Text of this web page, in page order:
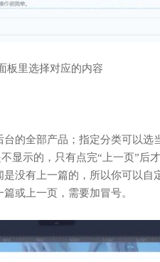
板里选择对应的内容
的全部产品；指定分类可以选
显示的，只有点完“上一页”后
没有上一篇的，所以你可以自
或上一页，需要加冒号。